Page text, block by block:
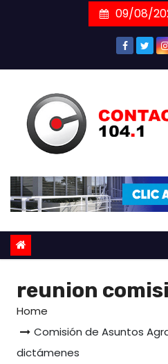
09/08/
reunion
Home
Comisión de Asuntos
dictámenes